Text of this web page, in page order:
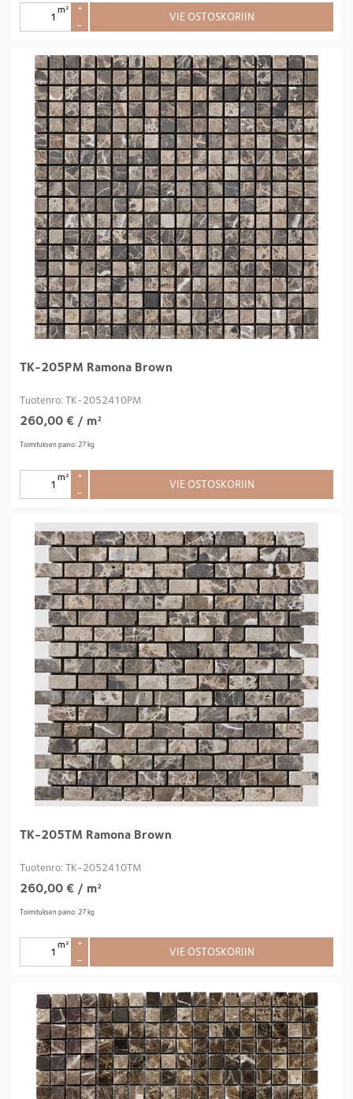
m²
+
–
VIE OSTOSKORIIN
TK-205PM Ramona Brown
Tuotenro: TK-2052410PM
260,00 € / m²
Toimituksen paino: 27 kg
m²
+
–
VIE OSTOSKORIIN
TK-205TM Ramona Brown
Tuotenro: TK-2052410TM
260,00 € / m²
Toimituksen paino: 27 kg
m²
+
–
VIE OSTOSKORIIN